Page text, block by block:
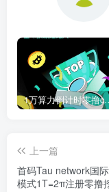
1万算力倒计时零撸cmc
上一篇
首码Tau network国
模式1T=2π注册零撸